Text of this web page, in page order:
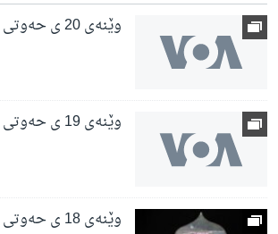
وێنەی 20 ی حەوتی 2021
وێنەی 19 ی حەوتی 2021
وێنەی 18 ی حەوتی 2021